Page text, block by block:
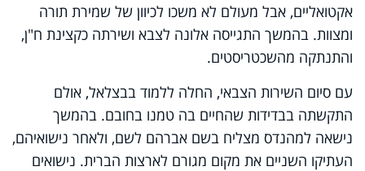
אקטואליים, אבל מעולם לא משכו לכיוון של שמירת תורה
ומצוות. בהמשך התגייסה אלונה לצבא ושירתה כקצינת ח"ן,
והתנתקה מהשכטריסטים.
עם סיום השירות הצבאי, החלה ללמוד בבצלאל, אולם
התקשתה בבדידות שהחיים בה טמנו בחובם. בהמשך
נישאה למהנדס מצליח בשם אברהם לשם, ולאחר נישואיהם,
העתיקו השניים את מקום מגורם לארצות הברית. נישואים